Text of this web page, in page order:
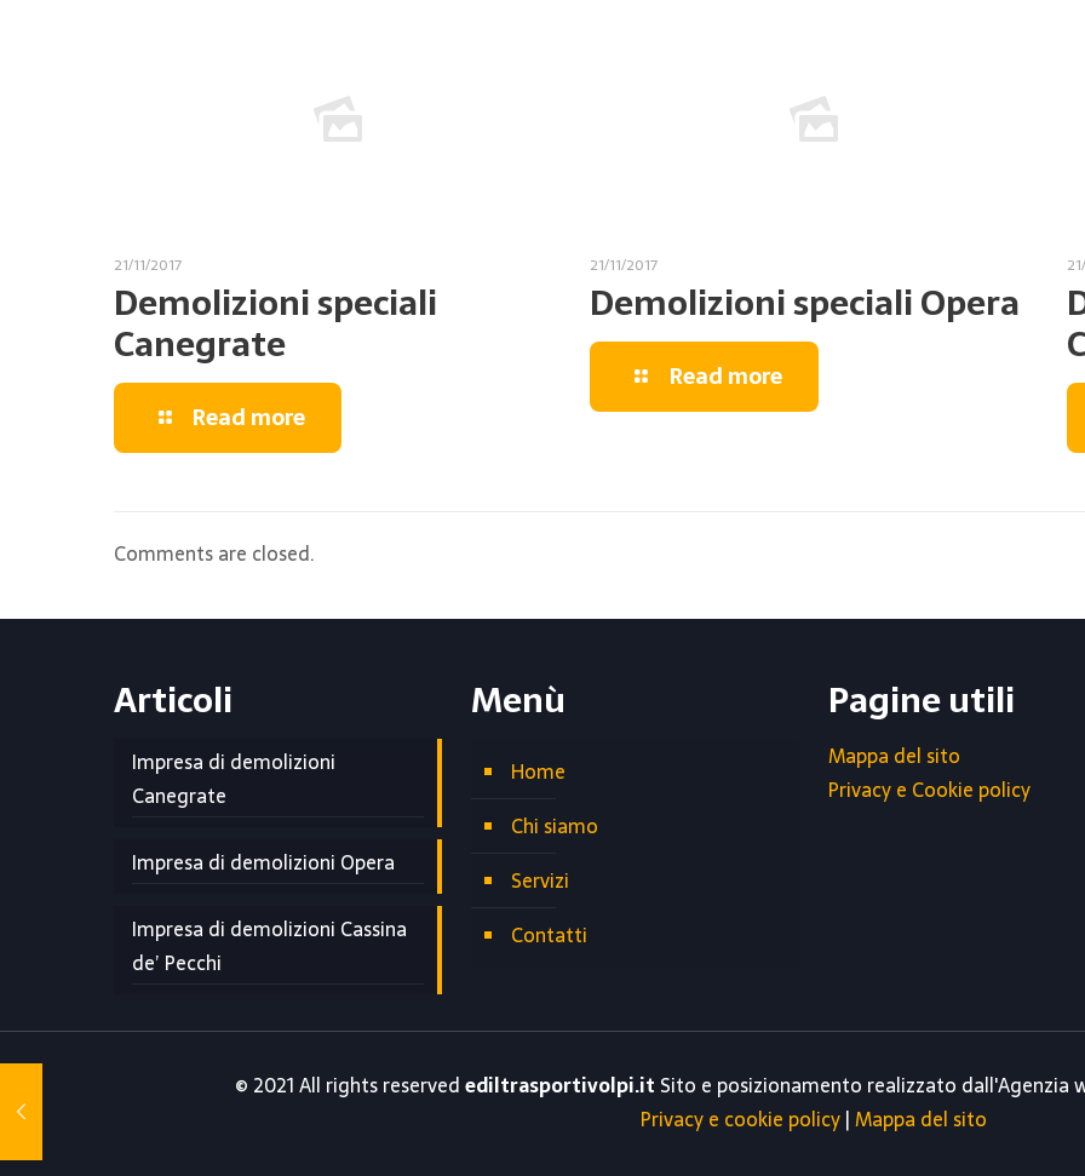
21/11/2017
Demolizioni speciali
Canegrate
Read more
21/11/2017
Demolizioni speciali Opera
Read more
Comments are closed.
Articoli
Impresa di demolizioni
Canegrate
Impresa di demolizioni Opera
Impresa di demolizioni Cassina
de’ Pecchi
Menù
Home
Chi siamo
Servizi
Contatti
Pagine utili
Mappa del sito
Privacy e Cookie policy
© 2021 All rights reservedediltrasportivolpi.it Sito e posizionamento realizzato dall'Agenzia
Privacy e cookie policy|Mappa del sito